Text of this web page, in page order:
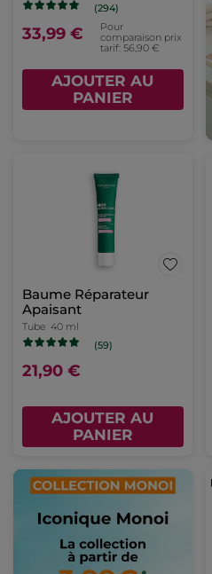
(294)
33,99 €
Pour
comparaison prix
tarif: 56,90 €
AJOUTER AU
PANIER
Baume Réparateur
Apaisant
Tube 40 ml
(59)
21,90 €
AJOUTER AU
PANIER